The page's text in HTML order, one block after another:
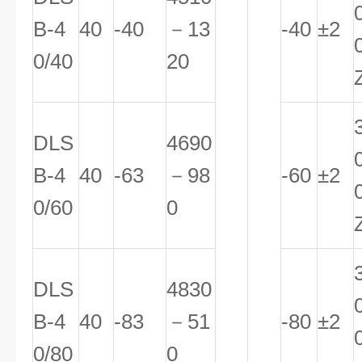
B-4
0/40
40 -40
－13
20
-40 ±2
DLS
B-4
0/60
40 -63
4690
－98
0
-60 ±2
DLS
B-4
0/80
40 -83
4830
－51
0
-80 ±2